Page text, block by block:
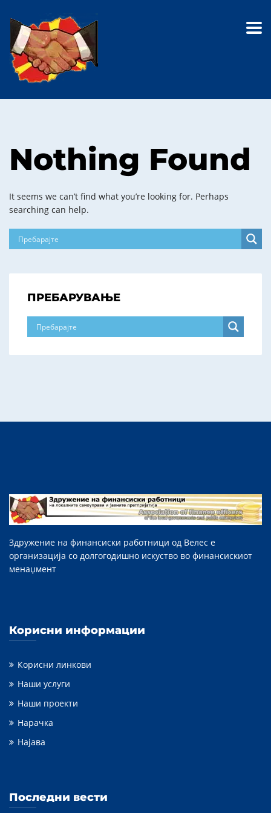
Nothing Found
It seems we can’t find what you’re looking for. Perhaps
searching can help.
ПРЕБАРУВАЊЕ
Здружение на финансиски работници од Велес е
организација со долгогодишно искуство во финансискиот
менаџмент
Корисни информации
Корисни линкови
Наши услуги
Наши проекти
Нарачка
Најава
Последни вести